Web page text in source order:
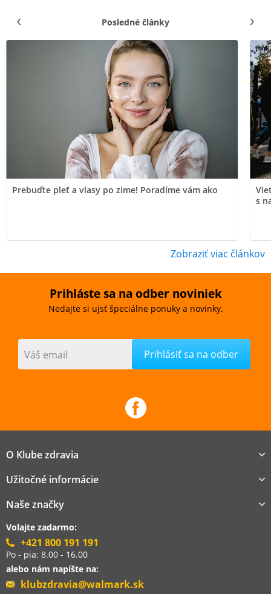
Posledné články
Prebuďte pleť a vlasy po zime! Poradíme vám ako
s
Zobraziť viac článkov
Prihláste sa na odber noviniek
Nedajte si ujsť špeciálne ponuky a novinky.
Váš email
O Klube zdravia
Užitočné informácie
Naše značky
Volajte zadarmo:
+421 800 191 191
Po - pia: 8.00 - 16.00
alebo nám napíšte na:
klubzdravia@walmark.sk